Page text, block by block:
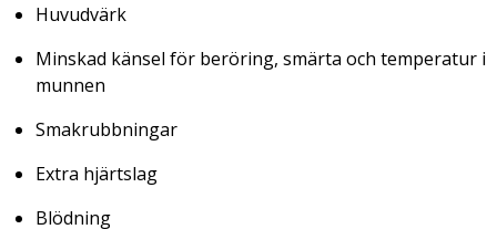
Huvudvärk
Minskad känsel för beröring, smärta och temperatur i
munnen
Smakrubbningar
Extra hjärtslag
Blödning